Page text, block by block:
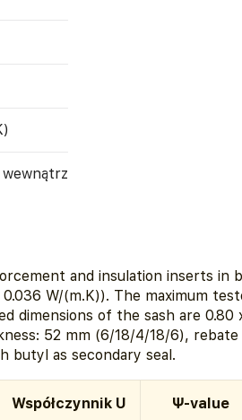
and insulation inserts in
W/(m.K)). The maximum
dimensions of the sash are 0.80
52 mm (6/18/4/18/6),
butyl as secondary seal.
Współczynnik U Ψ-value